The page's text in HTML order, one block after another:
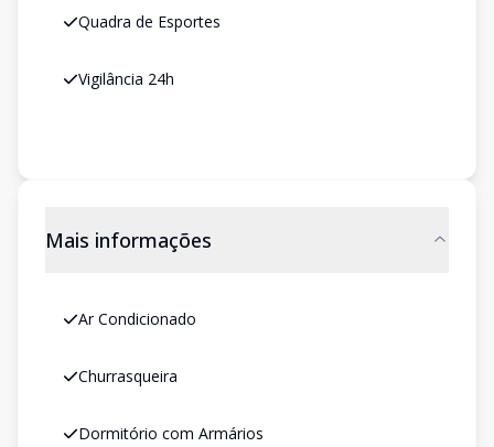
Quadra de Esportes
Vigilância 24h
Mais informações
Ar Condicionado
Churrasqueira
Dormitório com Armários